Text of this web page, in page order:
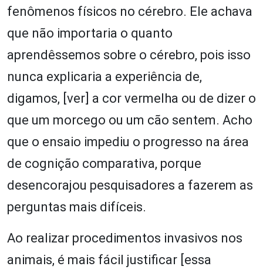
fenômenos físicos no cérebro. Ele achava
que não importaria o quanto
aprendêssemos sobre o cérebro, pois isso
nunca explicaria a experiência de,
digamos, [ver] a cor vermelha ou de dizer o
que um morcego ou um cão sentem. Acho
que o ensaio impediu o progresso na área
de cognição comparativa, porque
desencorajou pesquisadores a fazerem as
perguntas mais difíceis.
Ao realizar procedimentos invasivos nos
animais, é mais fácil justificar [essa